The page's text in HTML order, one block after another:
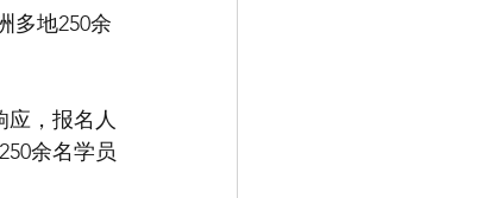
多地250余
，报名人
余名学员